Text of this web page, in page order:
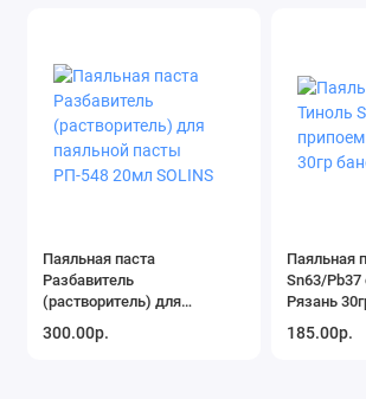
Паяльная паста
Разбавитель
(растворитель) для
20мл SOLINS
300.00р.
Паяльная
Sn63/Pb37
Рязань
185.00р.